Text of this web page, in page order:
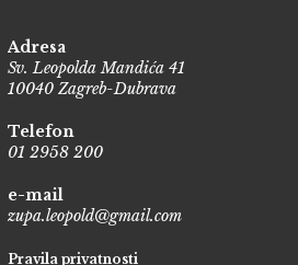
Adresa
Sv. Leopolda Mandića 41
10040 Zagreb-Dubrava
Telefon
01 2958 200
e-mail
zupa.leopold@gmail.com
Pravila privatnosti